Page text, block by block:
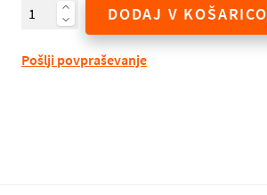
DODAJ V KOŠARICO
Pošlji povpraševanje